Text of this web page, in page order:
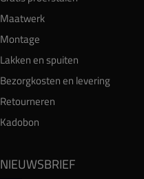
Maatwerk
Montage
Lakken en spuiten
Bezorgkosten en levering
Retourneren
Kadobon
NIEUWSBRIEF